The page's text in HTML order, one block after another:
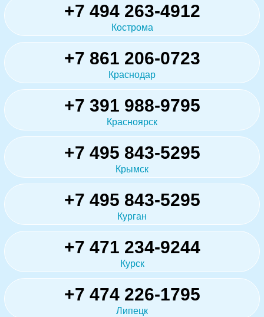
+7 494 263-4912
Кострома
+7 861 206-0723
Краснодар
+7 391 988-9795
Красноярск
+7 495 843-5295
Крымск
+7 495 843-5295
Курган
+7 471 234-9244
Курск
+7 474 226-1795
Липецк